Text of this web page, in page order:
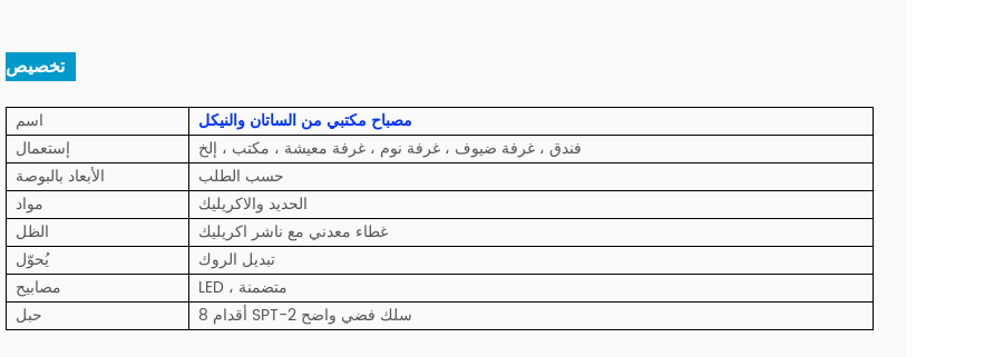
تخصيص :
اسم
مصباح مكتبي من الساتان والنيكل
إستعمال
فندق ، غرفة ضيوف ، غرفة نوم ، غرفة معيشة ، مكتب ، إلخ
الأبعاد بالبوصة
حسب الطلب
مواد
الحديد والاكريليك
الظل
غطاء معدني مع ناشر اكريليك
يُحوّل
تبديل الروك
مصابيح
LED ، متضمنة
حبل
8 أقدام SPT-2 سلك فضي واضح